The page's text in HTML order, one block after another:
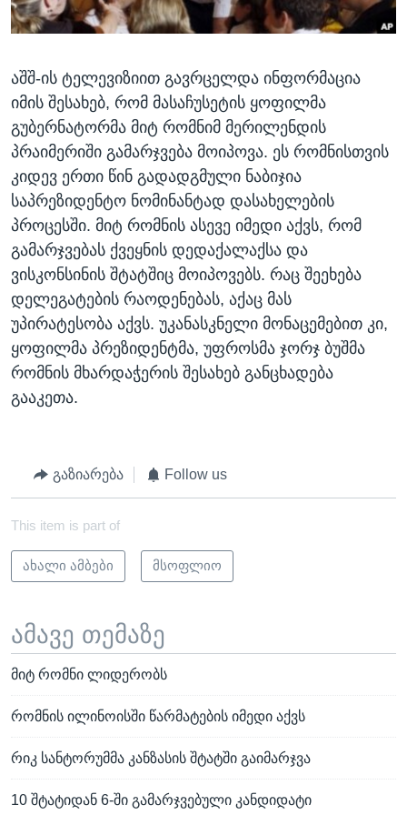
ᲡᲢᲣᲓᲘᲐ ᲕᲐᲨᲘᲜᲒᲢᲝᲜᲘ
ᲔᲙᲝᲜᲝᲛᲘᲙᲐ
ᲛᲔᲪᲜᲘᲔᲠᲔᲑᲐ
ᲘᲜᲢᲔᲠᲕᲘᲣ
ᲙᲣᲚᲢᲣᲠᲐ
ᲒᲐᲚᲘᲚᲔᲝ
ᲓᲔᲖᲘᲜᲤᲝᲠᲛᲐᲪᲘᲐ
Learning English
ᲗᲕᲐᲚᲘ ᲒᲕᲐᲓᲔᲕᲜᲔᲗ
ენები
აშშ-ის ტელევიზიით გავრცელდა ინფორმაცია
იმის შესახებ, რომ მასაჩუსეტის ყოფილმა
გუბერნატორმა მიტ რომნიმ მერილენდის
პრაიმერიში გამარჯვება მოიპოვა. ეს რომნისთვის
კიდევ ერთი წინ გადადგმული ნაბიჯია
საპრეზიდენტო ნომინანტად დასახელების
პროცესში. მიტ რომნის ასევე იმედი აქვს, რომ
გამარჯვებას ქვეყნის დედაქალაქსა და
ვისკონსინის შტატშიც მოიპოვებს. რაც შეეხება
დელეგატების რაოდენებას, აქაც მას
უპირატესობა აქვს. უკანასკნელი მონაცემებით კი,
ყოფილმა პრეზიდენტმა, უფროსმა ჯორჯ ბუშმა
რომნის მხარდაჭერის შესახებ განცხადება
გააკეთა.
გაზიარება Follow us
This item is part of
ახალი ამბები მსოფლიო
ამავე თემაზე
მიტ რომნი ლიდერობს
რომნის ილინოისში წარმატების იმედი აქვს
რიკ სანტორუმმა კანზასის შტატში გაიმარჯვა
10 შტატიდან 6-ში გამარჯვებული კანდიდატი